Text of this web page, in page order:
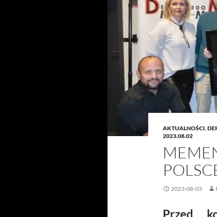
AKTUALNOŚCI,
2023.08.02
2023-08-03
Przed